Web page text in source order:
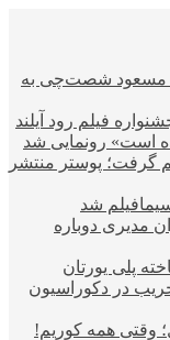
مسعود شصت‌چی به
است» رونمایی شد
راه ابریشم گرفت؛ پوستر منتشر
شد
مدیری دوباره
پلی یورتان
در دکوراسیون
وقتی همه کوریم!